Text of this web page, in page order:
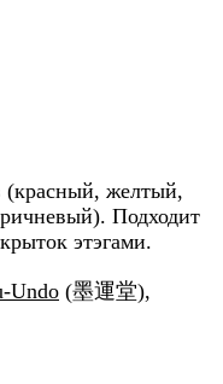
(красный, желтый,
Подходит
этэгами.
Undo (墨運堂),